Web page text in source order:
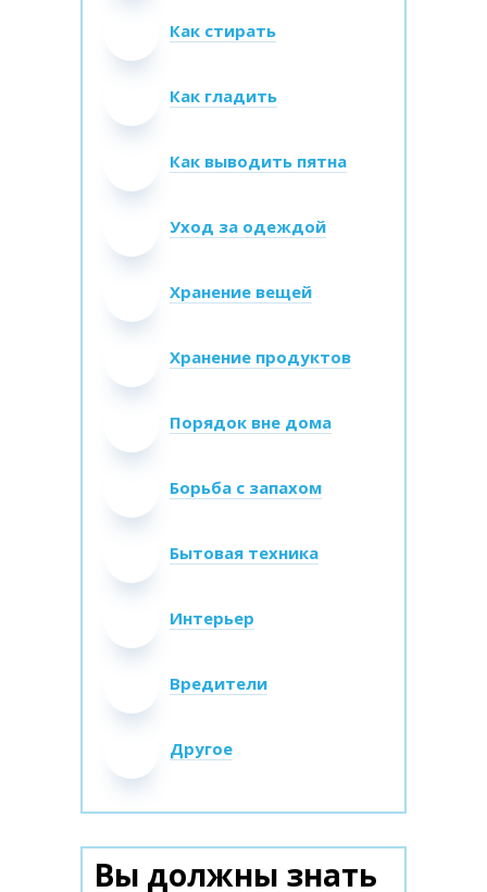
Как стирать
Как гладить
Как выводить пятна
Уход за одеждой
Хранение вещей
Хранение продуктов
Порядок вне дома
Борьба с запахом
Бытовая техника
Интерьер
Вредители
Другое
Вы должны знать